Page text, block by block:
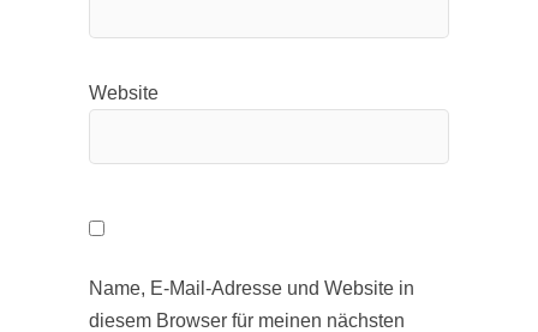
Website
Name, E-Mail-Adresse und Website in
diesem Browser für meinen nächsten